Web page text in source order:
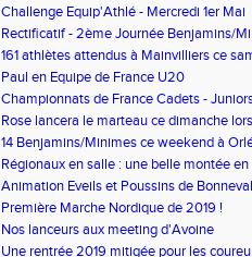
Challenge Equip'Athlé - Mercredi 1er Mai
Rectificatif - 2ème Journée Benjamins/
161 athlètes attendus à Mainvilliers ce
Paul en Equipe de France U20
Championnats de France Cadets -
Rose lancera le marteau ce dimanche
France de Lancers Longs
14 Benjamins/Minimes ce weekend à
de Triathlon
Régionaux en salle : une belle montée
personnels et meilleures performances
Animation Eveils et Poussins de Bonneval
Première Marche Nordique de 2019 !
Nos lanceurs aux meeting d'Avoine
Une rentrée 2019 mitigée pour les